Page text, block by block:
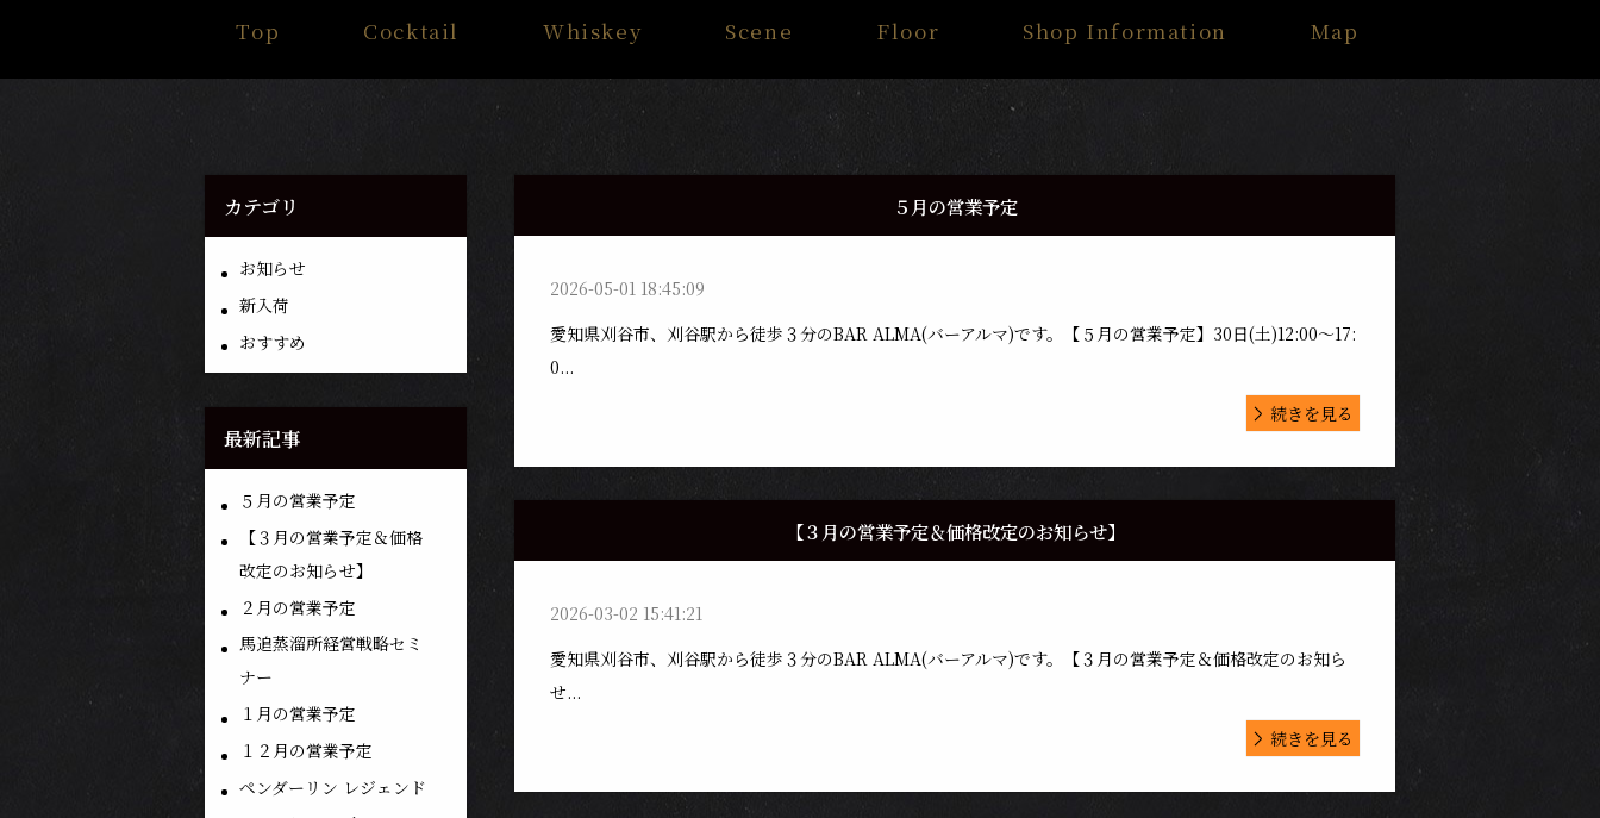
Top Cocktail Whiskey Scene Floor Shop Information Map
カテゴリ
お知らせ
新入荷
おすすめ
最新記事
５月の営業予定
【３月の営業予定＆価格
改定のお知らせ】
２月の営業予定
馬追蒸溜所経営戦略セミ
ナー
１月の営業予定
１２月の営業予定
ペンダーリン レジェンド
５月の営業予定
2026-05-01 18:45:09
愛知県刈谷市、刈谷駅から徒歩３分のBAR ALMA(バーアルマ)です。【５月の営業予定】30日(土)12:00〜17:
0...
続きを見る
【３月の営業予定＆価格改定のお知らせ】
2026-03-02 15:41:21
愛知県刈谷市、刈谷駅から徒歩３分のBAR ALMA(バーアルマ)です。【３月の営業予定＆価格改定のお知ら
せ...
続きを見る